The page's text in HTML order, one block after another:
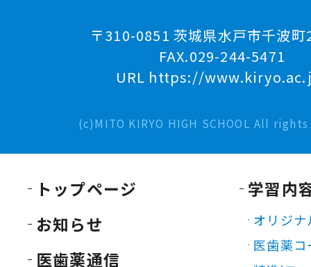
〒310-0851 茨城県水戸市千波
FAX.029-244-5471
URL https://
(c)MITO KIRYO HIGH SCHOOL All
トップページ
お知らせ
医歯薬通信
学習内
オリジ
医歯薬コ